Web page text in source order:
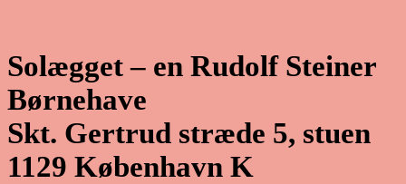
Solægget – en Rudolf Steiner
Børnehave
Skt. Gertrud stræde 5, stuen
1129 København K